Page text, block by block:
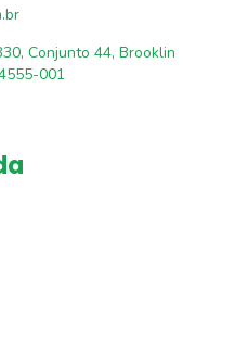
Conjunto 44, Brooklin
001